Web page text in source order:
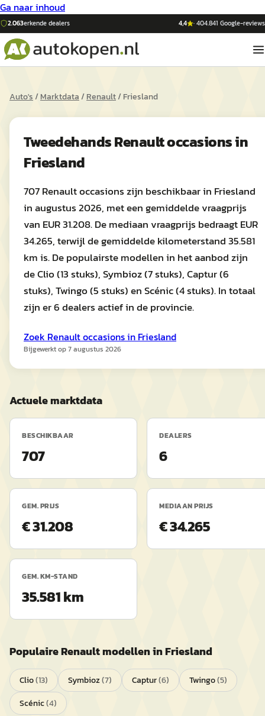
Ga naar inhoud
2.063erkende dealers 4,4 ·404.841 Google-reviews
Auto's/Marktdata/Renault/Friesland
TweedehandsRenaultoccasions in
Friesland
707 Renault occasions zijn beschikbaar in Friesland
in augustus 2026, met een gemiddelde vraagprijs
van EUR 31.208. De mediaan vraagprijs bedraagt EUR
34.265, terwijl de gemiddelde kilometerstand 35.581
km is. De populairste modellen in het aanbod zijn
de Clio (13 stuks), Symbioz (7 stuks), Captur (6
stuks), Twingo (5 stuks) en Scénic (4 stuks). In totaal
zijn er 6 dealers actief in de provincie.
Zoek Renaultoccasions in Friesland
Bijgewerkt op7 augustus 2026
Actuele marktdata
BESCHIKBAAR
707
DEALERS
6
GEM. PRIJS
€ 31.208
MEDIAAN PRIJS
€ 34.265
GEM. KM-STAND
35.581 km
PopulaireRenaultmodellen inFriesland
Clio(13) Symbioz(7) Captur(6) Twingo(5)
Scénic(4)